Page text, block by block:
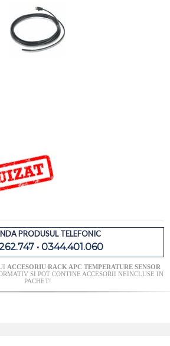
PRODUSUL TELEFONIC
• 0344.401.060
ACCESORIU RACK APC TEMPERATURE SENSOR
SI POT CONTINE ACCESORII NEINCLUSE IN
PACHET!